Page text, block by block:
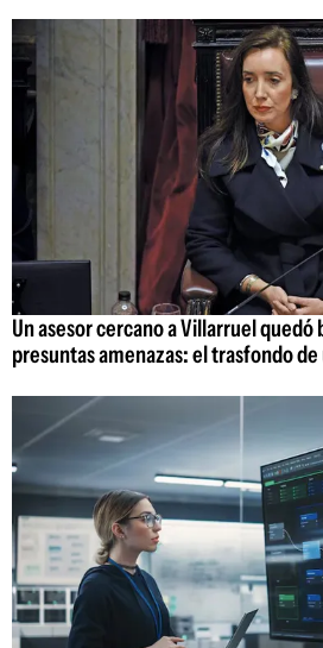
Un asesor cercano a Villarruel quedó
presuntas amenazas: el trasfondo